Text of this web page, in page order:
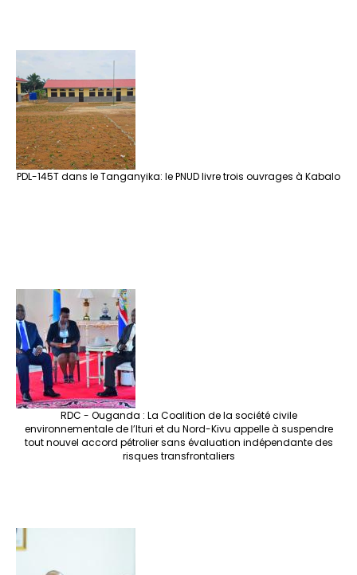
PDL-145T dans le Tanganyika: le PNUD livre trois ouvrages à Kabalo
RDC - Ouganda : La Coalition de la société civile
environnementale de l’Ituri et du Nord-Kivu appelle à suspendre
tout nouvel accord pétrolier sans évaluation indépendante des
risques transfrontaliers